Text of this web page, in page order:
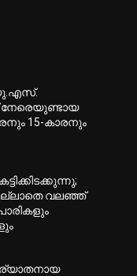
15-കാരനും
വലഞ്ഞ്